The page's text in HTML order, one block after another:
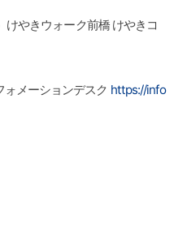
けやきウォーク前橋 けやきコ
メーションデスク https://info